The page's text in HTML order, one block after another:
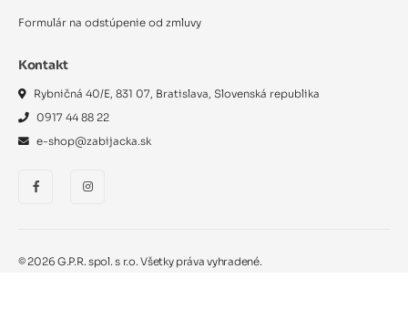
Formulár na odstúpenie od zmluvy
Kontakt
Rybničná 40/E, 831 07, Bratislava, Slovenská republika
0917 44 88 22
e-shop@zabijacka.sk
© 2026 G.P.R. spol. s r.o. Všetky práva vyhradené.